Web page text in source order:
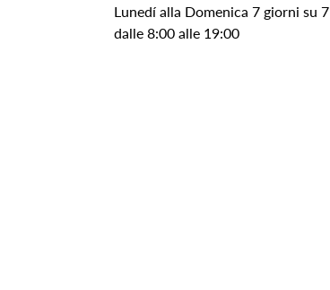
Lunedí alla Domenica 7 giorni su 7
dalle 8:00 alle 19:00